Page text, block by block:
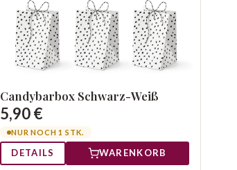
Candybarbox Schwarz-Weiß
5,90 €
NUR NOCH 1 STK.
DETAILS WARENKORB